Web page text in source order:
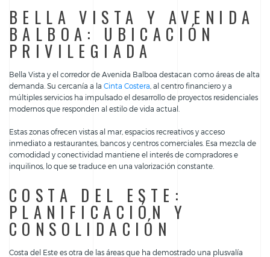
BELLA VISTA Y AVENIDA
BALBOA: UBICACIÓN
PRIVILEGIADA
Bella Vista y el corredor de Avenida Balboa destacan como áreas de alta
demanda. Su cercanía a la Cinta Costera , al centro financiero y a
múltiples servicios ha impulsado el desarrollo de proyectos residenciales
modernos que responden al estilo de vida actual.
Estas zonas ofrecen vistas al mar, espacios recreativos y acceso
inmediato a restaurantes, bancos y centros comerciales. Esa mezcla de
comodidad y conectividad mantiene el interés de compradores e
inquilinos, lo que se traduce en una valorización constante.
COSTA DEL ESTE:
PLANIFICACIÓN Y
CONSOLIDACIÓN
Costa del Este es otra de las áreas que ha demostrado una plusvalía